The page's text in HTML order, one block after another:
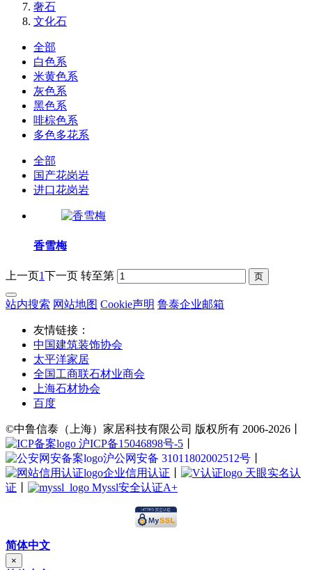
奢石
文化石
全部
白色系
米黄色系
灰色系
黑色系
啡棕色系
多色多花系
全部
国产花岗岩
进口花岗岩
香雪梅
上一页1下一页 转至第
站内搜索 网站地图 Cookie声明 鲁泰企业邮箱
友情链接：
中国建筑装饰协会
太平洋家居
全国工商联石材业商会
上海石材协会
百度
©中鲁信泰（上海）家居科技有限公司 版权所有 2006-2026丨
沪ICP备15046898号-5
沪公网安备 31011802002512号
企业信用认证
天眼实名认
证
Myssl安全认证A+
简体中文
×